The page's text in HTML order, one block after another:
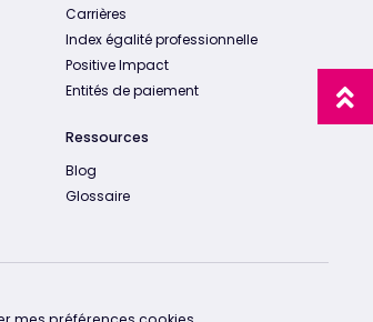
Carrières
Index égalité professionnelle
Positive Impact
Entités de paiement
Ressources
Blog
Glossaire